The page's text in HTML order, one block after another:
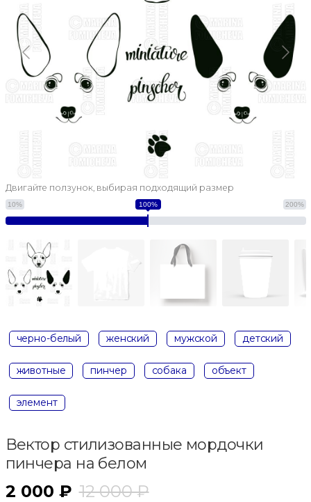
Двигайте ползунок, выбирая подходящий размер
10% 200%
100%
черно-белый женский мужской детский
животные пинчер собака объект
элемент
Вектор стилизованные мордочки
пинчера на белом
2 000 ₽ 12 000 ₽